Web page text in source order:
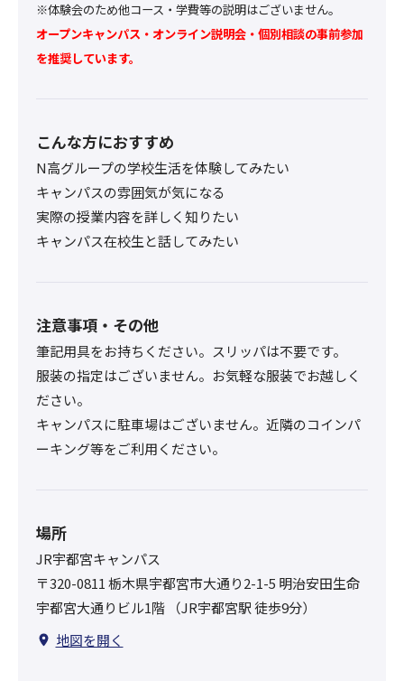
※体験会のため他コース・学費等の説明はございません。
オープンキャンパス・オンライン説明会・個別相談の事前参加
を推奨しています。
こんな方におすすめ
N高グループの学校生活を体験してみたい
キャンパスの雰囲気が気になる
実際の授業内容を詳しく知りたい
キャンパス在校生と話してみたい
注意事項・その他
筆記用具をお持ちください。スリッパは不要です。
服装の指定はございません。お気軽な服装でお越しく
ださい。
キャンパスに駐車場はございません。近隣のコインパ
ーキング等をご利用ください。
場所
JR宇都宮キャンパス
〒320-0811 栃木県宇都宮市大通り2-1-5 明治安田生命
宇都宮大通りビル1階 （JR宇都宮駅 徒歩9分）
地図を開く